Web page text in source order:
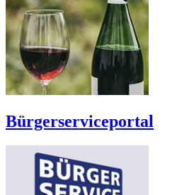
Bürgerserviceportal